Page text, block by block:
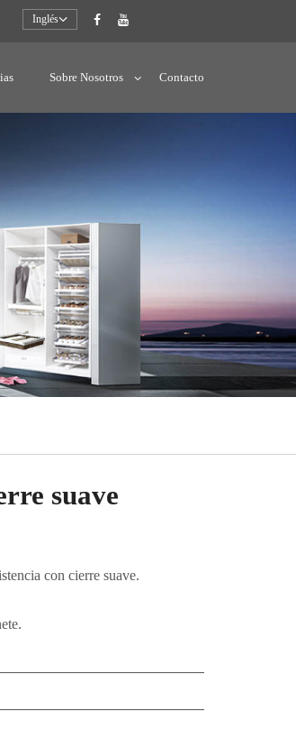
Inglés
Sobre Nosotros Contacto
suave
con cierre suave.